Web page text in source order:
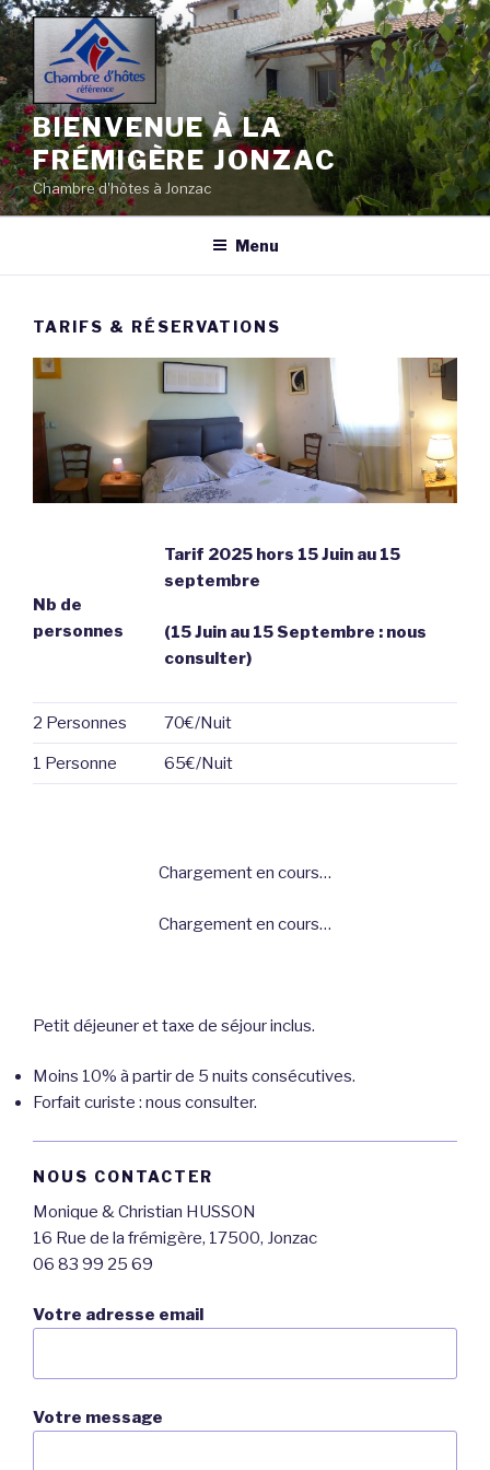
Aller
au
contenu
principal
BIENVENUE À LA
FRÉMIGÈRE JONZAC
Chambre d'hôtes à Jonzac
Menu
TARIFS & RÉSERVATIONS
Nb de
personnes
Tarif 2025 hors 15 Juin au 15
septembre
(15 Juin au 15 Septembre : nous
consulter)
2 Personnes 70€/Nuit
1 Personne 65€/Nuit
Chargement en cours…
Chargement en cours…
Petit déjeuner et taxe de séjour inclus.
Moins 10% à partir de 5 nuits consécutives.
Forfait curiste : nous consulter.
NOUS CONTACTER
Monique & Christian HUSSON
16 Rue de la frémigère, 17500, Jonzac
06 83 99 25 69
Votre adresse email
Votre message